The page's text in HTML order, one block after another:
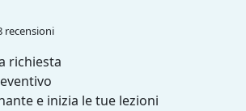
recensioni
richiesta
e inizia le tue lezioni